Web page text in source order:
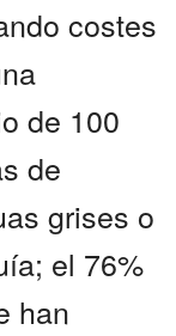
costes
de 100
de
grises o
el 76%
han